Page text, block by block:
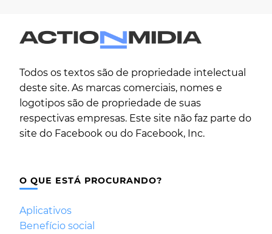
Todos os textos são de propriedade intelectual
deste site. As marcas comerciais, nomes e
logotipos são de propriedade de suas
respectivas empresas. Este site não faz parte do
site do Facebook ou do Facebook, Inc.
O QUE ESTÁ PROCURANDO?
Aplicativos
Benefício social